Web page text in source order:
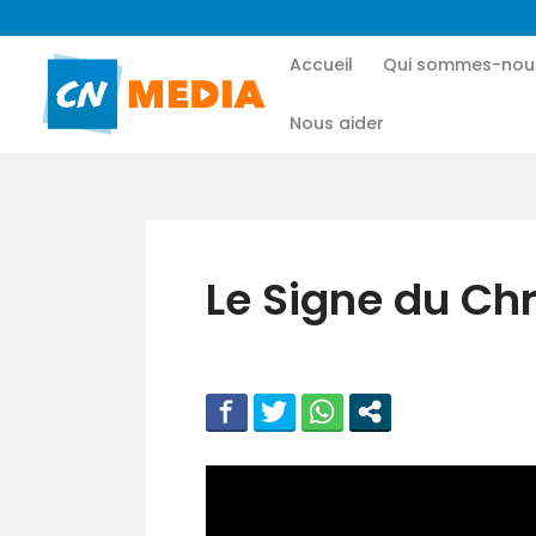
Accueil Qui sommes-
Nous aider
Le Signe du